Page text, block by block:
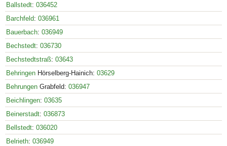
Ballstedt: 036452
Barchfeld: 036961
Bauerbach: 036949
Bechstedt: 036730
Bechstedtstraß: 03643
Behringen Hörselberg-Hainich: 03629
Behrungen Grabfeld: 036947
Beichlingen: 03635
Beinerstadt: 036873
Bellstedt: 036020
Belrieth: 036949